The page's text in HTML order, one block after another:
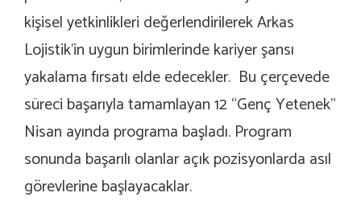
kişisel yetkinlikleri değerlendirilerek Arkas
Lojistik’in uygun birimlerinde kariyer şansı
yakalama fırsatı elde edecekler. Bu çerçevede
süreci başarıyla tamamlayan 12 “Genç Yetenek”
Nisan ayında programa başladı. Program
sonunda başarılı olanlar açık pozisyonlarda asıl
görevlerine başlayacaklar.